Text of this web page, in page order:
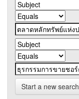
Start a new search